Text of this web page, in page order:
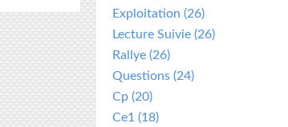
Exploitation (26)
Lecture Suivie (26)
Rallye (26)
Questions (24)
Cp (20)
Ce1 (18)